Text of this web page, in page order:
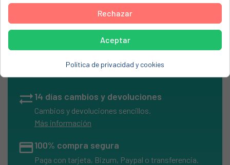
local_shipping
Entrega rápida en península
sync_alt14 días cambios y devoluciones
Cambios y devoluciones sencillos.
Más información
credit_card100% compra segura
Paga con tarjeta, Bizum, Paypal o transferencia.
Rechazar
Aceptar
Política de privacidad y cookies